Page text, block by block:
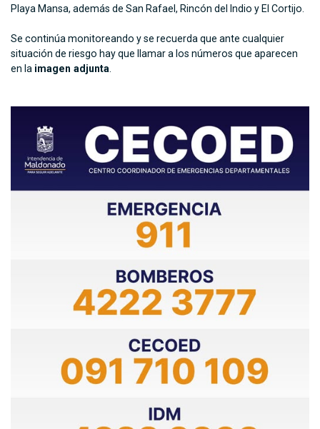
Playa Mansa, además de San Rafael, Rincón del Indio y El Cortijo.
Se continúa monitoreando y se recuerda que ante cualquier
situación de riesgo hay que llamar a los números que aparecen
en la imagen adjunta